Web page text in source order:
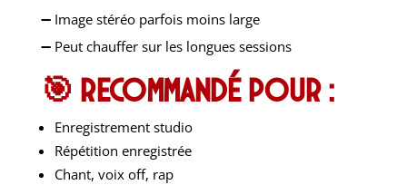
➖ Image stéréo parfois moins large
➖ Peut chauffer sur les longues sessions
🎯 Recommandé pour :
Enregistrement studio
Répétition enregistrée
Chant, voix off, rap